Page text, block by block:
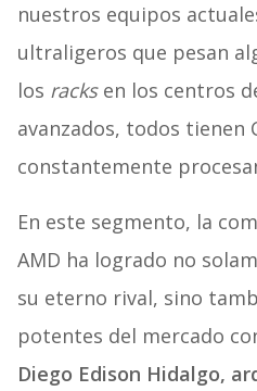
nuestros equipos
ultraligeros que pesan
los racks en los centros
avanzados, todos tienen
constantemente
En este segmento, la
AMD ha logrado no
su eterno rival, sino
potentes del mercado
Diego Edison Hidalgo,